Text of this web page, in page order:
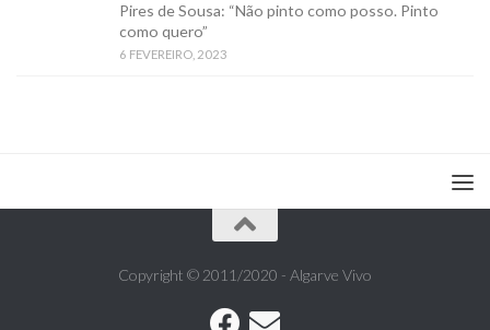
Pires de Sousa: “Não pinto como posso. Pinto
como quero”
6 FEVEREIRO, 2023
Copyright © 2011/2020 - Algarve Vivo